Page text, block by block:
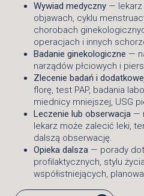
Wywiad medyczny —
objawach, cyklu
chorobach
operacjach i innych
Badanie ginekologiczne —
narządów płciowych i
Zlecenie badań i
florę, test PAP, badania
miednicy mniejszej, USG
Leczenie lub obserwacja —
lekarz może zalecić leki,
dalszą obserwację.
Opieka dalsza — porady
profilaktycznych, stylu
współistniejących,